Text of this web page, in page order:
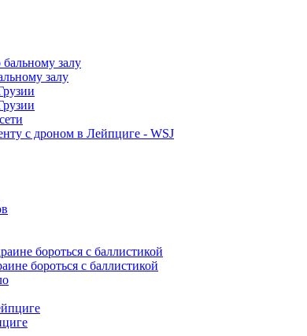
залу
с дроном в Лейпциге - WSJ
бороться с баллистикой